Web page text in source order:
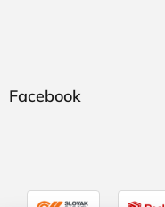
Facebook